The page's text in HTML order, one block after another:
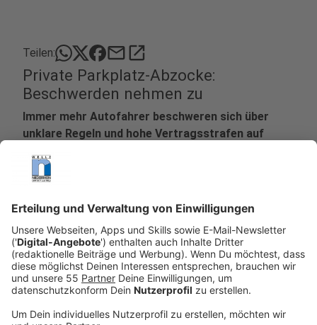
Teilen: mailopen_in_new
Private Parkplatz-Abzocke:
Beschwerden nehmen zu
Immer mehr Autofahrer beschweren sich über
unklare Regeln und hohe Vertragsstrafen auf
schlagen Alarm.
Anzeige
Verbraucherzentralenverzeichnen eine steigende Zahl
an Beschwerden über private Parkplätze, die oft ohne
Schranken und mit Kennzeichenerfassung arbeiten -